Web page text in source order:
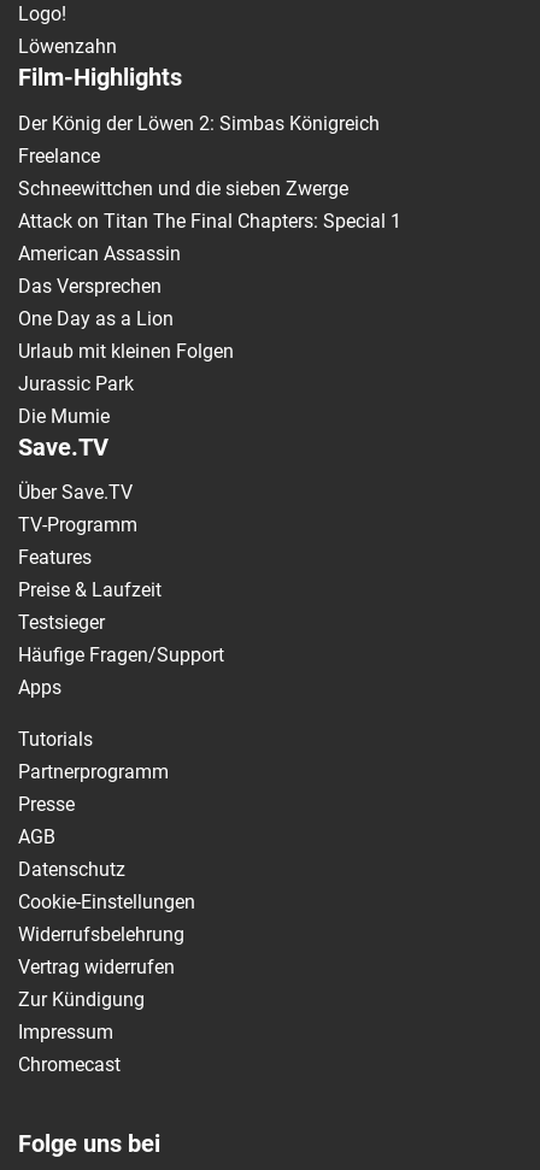
Logo!
Löwenzahn
Film-Highlights
Der König der Löwen 2: Simbas Königreich
Freelance
Schneewittchen und die sieben Zwerge
Attack on Titan The Final Chapters: Special 1
American Assassin
Das Versprechen
One Day as a Lion
Urlaub mit kleinen Folgen
Jurassic Park
Die Mumie
Save.TV
Über Save.TV
TV-Programm
Features
Preise & Laufzeit
Testsieger
Häufige Fragen/Support
Apps
Tutorials
Partnerprogramm
Presse
AGB
Datenschutz
Cookie-Einstellungen
Widerrufsbelehrung
Vertrag widerrufen
Zur Kündigung
Impressum
Chromecast
Folge uns bei